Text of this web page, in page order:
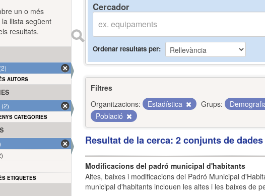
Cercador
Ordenar resultats per
Filtres
Organitzacions:
Estadística Grups:
Població
Resultat de la cerca: 2 conjunts de dades
Modificacions del padró municipal d'habitants
Altes, baixes i modificacions del Padró Municipal
municipal d'habitants inclouen les altes i les baixes de
un o més
llista següent
resultats.
AUTORS
CATEGORIES
ETIQUETES